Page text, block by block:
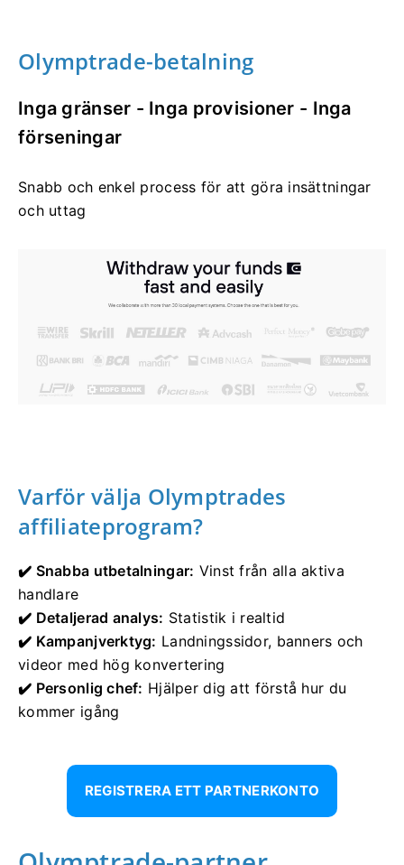
Olymptrade-betalning
Inga gränser - Inga provisioner - Inga
förseningar
Snabb och enkel process för att göra insättningar
och uttag
Varför välja Olymptrades
affiliateprogram?
✔️ Snabba utbetalningar: Vinst från alla aktiva
handlare
✔️ Detaljerad analys: Statistik i realtid
✔️ Kampanjverktyg: Landningssidor, banners och
videor med hög konvertering
✔️ Personlig chef: Hjälper dig att förstå hur du
kommer igång
REGISTRERA ETT PARTNERKONTO